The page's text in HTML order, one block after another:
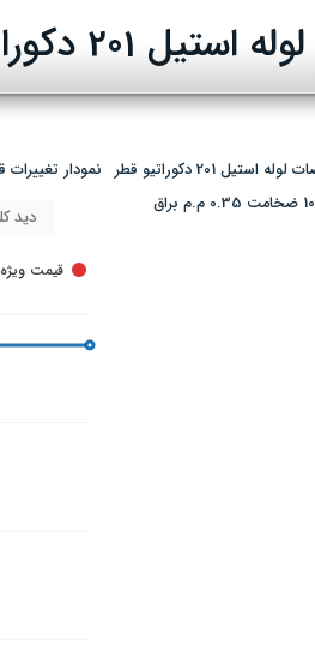
لوله استیل 201 دکوراتیو قطر 10 ضخامت 0.35 م.م براق
مشخصات لوله استیل 201 دکوراتیو قطر
10 ضخامت 0.35 م.م براق
نمودار تغییرات قیمت لوله استیل
دید
قیمت ویژه